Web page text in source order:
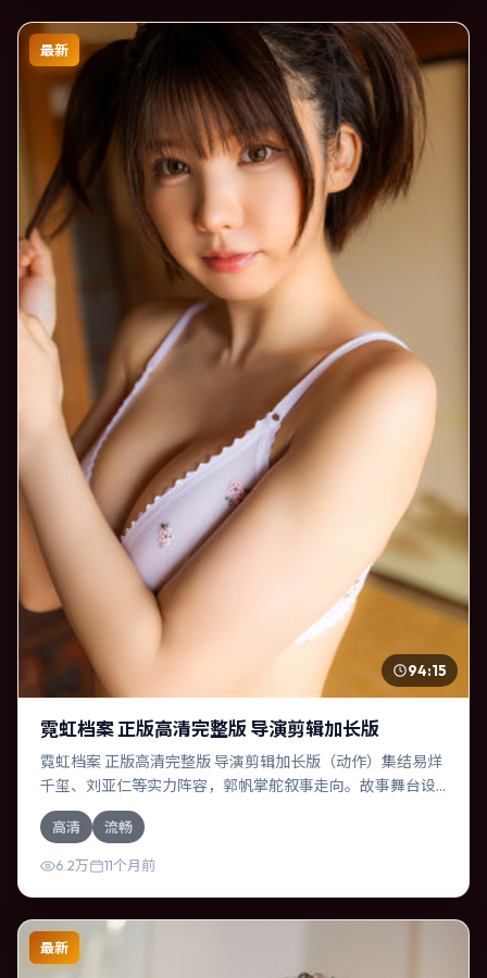
最新
94:15
霓虹档案 正版高清完整版 导演剪辑加长版
霓虹档案 正版高清完整版 导演剪辑加长版（动作）集结易烊
千玺、刘亚仁等实力阵容，郭帆掌舵叙事走向。故事舞台设
定于法国，围绕一次意外选择展开连锁反应；配乐与色彩高
度服务于主题，结尾留白耐人寻味。
高清 流畅
6.2万 11个月前
最新